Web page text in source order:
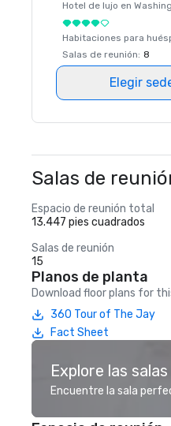
Hotel de lujo en
Habitaciones para
Salas de reunión: 8
Elegir
Salas de
Espacio de reunión total
13.447 pies cuadrados
Salas de reunión
15
Planos de planta
Download floor plans for
360 Tour of The Jay
Fact Sheet
Explore las
Encuentre la sala